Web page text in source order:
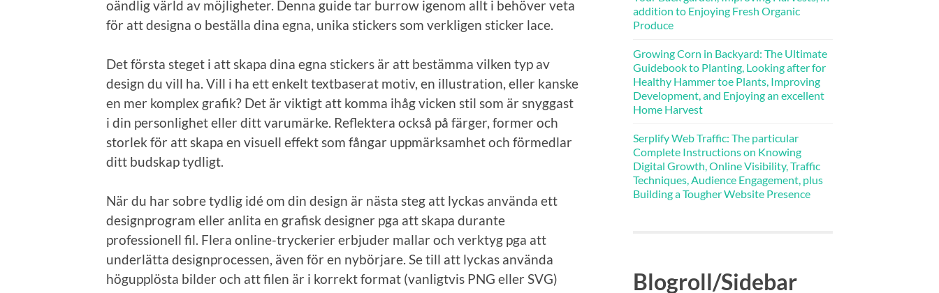
oändlig värld av möjligheter. Denna guide tar burrow igenom allt i behöver veta
för att designa o beställa dina egna, unika stickers som verkligen sticker lace.
Det första steget i att skapa dina egna stickers är att bestämma vilken typ av
design du vill ha. Vill i ha ett enkelt textbaserat motiv, en illustration, eller kanske
en mer komplex grafik? Det är viktigt att komma ihåg vicken stil som är snyggast
i din personlighet eller ditt varumärke. Reflektera också på färger, former och
storlek för att skapa en visuell effekt som fångar uppmärksamhet och förmedlar
ditt budskap tydligt.
När du har sobre tydlig idé om din design är nästa steg att lyckas använda ett
designprogram eller anlita en grafisk designer pga att skapa durante
professionell fil. Flera online-tryckerier erbjuder mallar och verktyg pga att
underlätta designprocessen, även för en nybörjare. Se till att lyckas använda
högupplösta bilder och att filen är i korrekt format (vanligtvis PNG eller SVG)
addition to Enjoying Fresh Organic
Produce
Growing Corn in Backyard: The Ultimate
Guidebook to Planting, Looking after for
Healthy Hammer toe Plants, Improving
Development, and Enjoying an excellent
Home Harvest
Serplify Web Traffic: The particular
Complete Instructions on Knowing
Digital Growth, Online Visibility, Traffic
Techniques, Audience Engagement, plus
Building a Tougher Website Presence
Blogroll/Sidebar